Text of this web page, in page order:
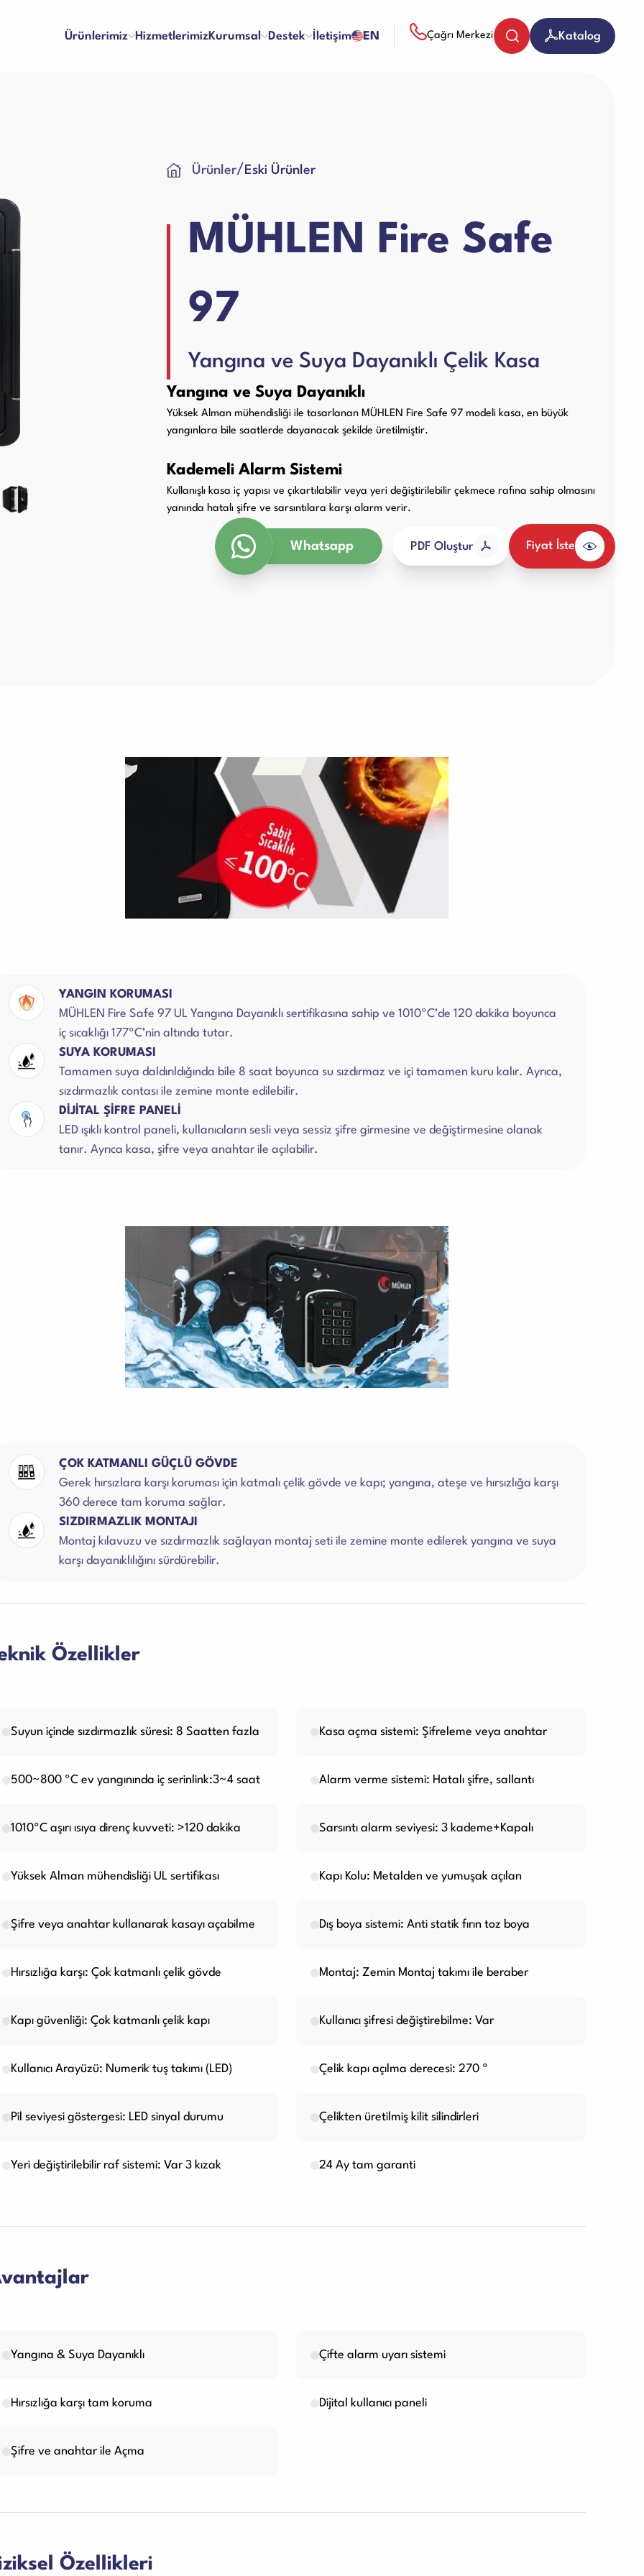
Ürünlerimiz HizmetlerimizKurumsal
& Misyon
Destek
Videoları
İletişim EN Çağrı Merkezi Katalog
Ürünler/ Eski Ürünler
MÜHLEN Fire Safe
97
Yangına ve Suya Dayanıklı Çelik Kasa
Yangına ve Suya Dayanıklı
Yüksek Alman mühendisliği ile tasarlanan MÜHLEN Fire Safe 97 modeli kasa, en büyük
yangınlara bile saatlerde dayanacak şekilde üretilmiştir.
Kademeli Alarm Sistemi
Kullanışlı kasa iç yapısı ve çıkartılabilir veya yeri değiştirilebilir çekmece rafına sahip olmasını
yanında hatalı şifre ve sarsıntılara karşı alarm verir.
Whatsapp PDF Oluştur Fiyat İste
YANGIN KORUMASI
MÜHLEN Fire Safe 97 UL Yangına Dayanıklı sertifikasına sahip ve 1010ºC’de 120 dakika boyunca
iç sıcaklığı 177ºC’nin altında tutar.
SUYA KORUMASI
Tamamen suya daldırıldığında bile 8 saat boyunca su sızdırmaz ve içi tamamen kuru kalır. Ayrıca,
sızdırmazlık contası ile zemine monte edilebilir.
DİJİTAL ŞİFRE PANELİ
LED ışıklı kontrol paneli, kullanıcıların sesli veya sessiz şifre girmesine ve değiştirmesine olanak
tanır. Ayrıca kasa, şifre veya anahtar ile açılabilir.
ÇOK KATMANLI GÜÇLÜ GÖVDE
Gerek hırsızlara karşı koruması için katmalı çelik gövde ve kapı; yangına, ateşe ve hırsızlığa karşı
360 derece tam koruma sağlar.
SIZDIRMAZLIK MONTAJI
Montaj kılavuzu ve sızdırmazlık sağlayan montaj seti ile zemine monte edilerek yangına ve suya
karşı dayanıklılığını sürdürebilir.
Özellikler
Suyun içinde sızdırmazlık süresi: 8 Saatten fazla
500~800 ºC ev yangınında iç serinlink:3~4 saat
1010ºC aşırı ısıya direnç kuvveti: >120 dakika
Yüksek Alman mühendisliği UL sertifikası
Şifre veya anahtar kullanarak kasayı açabilme
Hırsızlığa karşı: Çok katmanlı çelik gövde
Kapı güvenliği: Çok katmanlı çelik kapı
Kullanıcı Arayüzü: Numerik tuş takımı (LED)
Pil seviyesi göstergesi: LED sinyal durumu
Yeri değiştirilebilir raf sistemi: Var 3 kızak
Kasa açma sistemi: Şifreleme veya anahtar
Alarm verme sistemi: Hatalı şifre, sallantı
Sarsıntı alarm seviyesi: 3 kademe+Kapalı
Kapı Kolu: Metalden ve yumuşak açılan
Dış boya sistemi: Anti statik fırın toz boya
Montaj: Zemin Montaj takımı ile beraber
Kullanıcı şifresi değiştirebilme: Var
Çelik kapı açılma derecesi: 270 º
Çelikten üretilmiş kilit silindirleri
24 Ay tam garanti
Yangına & Suya Dayanıklı
Hırsızlığa karşı tam koruma
Şifre ve anahtar ile Açma
Çifte alarm uyarı sistemi
Dijital kullanıcı paneli
Özellikleri